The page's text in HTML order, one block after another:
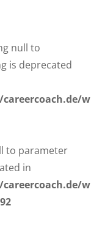
null to
is deprecated
to parameter
in